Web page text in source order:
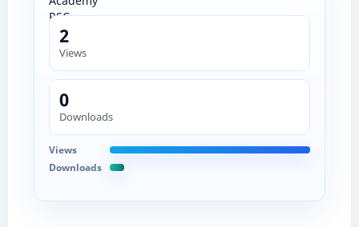
2
Views
0
Downloads
Views
Downloads